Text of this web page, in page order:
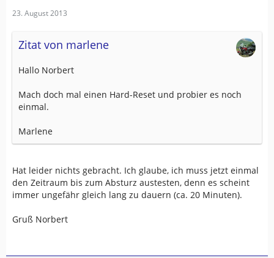
23. August 2013
Zitat von marlene
Hallo Norbert
Mach doch mal einen Hard-Reset und probier es noch
einmal.
Marlene
Hat leider nichts gebracht. Ich glaube, ich muss jetzt einmal
den Zeitraum bis zum Absturz austesten, denn es scheint
immer ungefähr gleich lang zu dauern (ca. 20 Minuten).
Gruß Norbert